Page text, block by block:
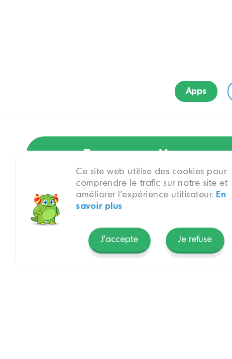
Apps
Hindi
Ce site web utilise des cookies pour
comprendre le trafic sur notre site et
améliorer l'expérience utilisateur. En
savoir plus
J'accepte Je refuse